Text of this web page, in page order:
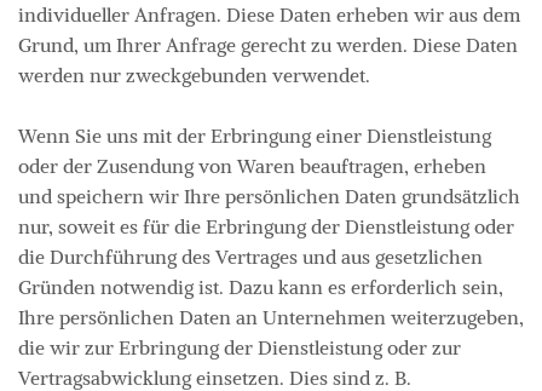
individueller Anfragen. Diese Daten erheben wir aus dem
Grund, um Ihrer Anfrage gerecht zu werden. Diese Daten
werden nur zweckgebunden verwendet.
Wenn Sie uns mit der Erbringung einer Dienstleistung
oder der Zusendung von Waren beauftragen, erheben
und speichern wir Ihre persönlichen Daten grundsätzlich
nur, soweit es für die Erbringung der Dienstleistung oder
die Durchführung des Vertrages und aus gesetzlichen
Gründen notwendig ist. Dazu kann es erforderlich sein,
Ihre persönlichen Daten an Unternehmen weiterzugeben,
die wir zur Erbringung der Dienstleistung oder zur
Vertragsabwicklung einsetzen. Dies sind z. B.